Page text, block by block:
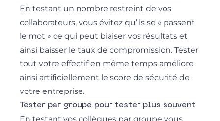
En testant un nombre restreint de vos
collaborateurs, vous évitez qu’ils se « passent
le mot » ce qui peut biaiser vos résultats et
ainsi baisser le taux de compromission. Tester
tout votre effectif en même temps améliore
ainsi artificiellement le score de sécurité de
votre entreprise.
Tester par groupe pour tester plus souvent
En testant vos collègues par groupe vous